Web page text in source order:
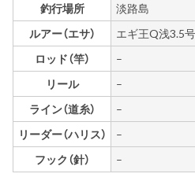
釣行場所
淡路島
ルアー（エサ）
エギ王Q浅3.5号
ロッド（竿）
–
リール
–
ライン（道糸）
–
リーダー（ハリス）
–
フック（針）
–